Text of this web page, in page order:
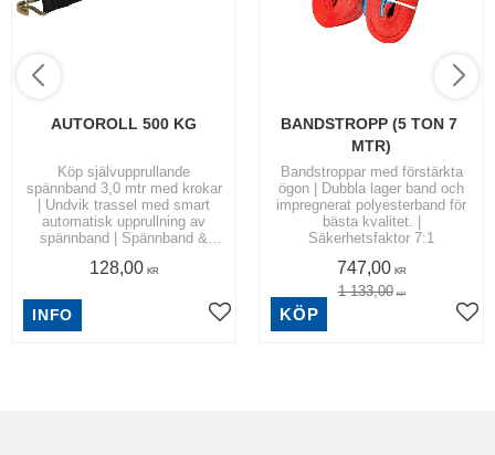
AUTOROLL 500 KG
Köp självupprullande
spännband 3,0 mtr med krokar
| Undvik trassel med smart
automatisk upprullning av
spännband | Spännband &
128,00 KR
INFO
BANDSTROPP (5 TON 7
MTR)
Bandstroppar med förstärkta
ögon | Dubbla lager band och
impregnerat polyesterband för
bästa kvalitet. |
Säkerhetsfaktor 7:1
747,00 KR
1 133,00 KR
KÖP